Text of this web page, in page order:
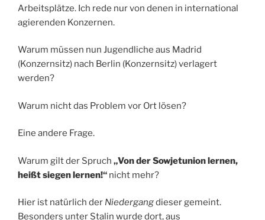
Arbeitsplätze. Ich rede nur von denen in international
agierenden Konzernen.
Warum müssen nun Jugendliche aus Madrid
(Konzernsitz) nach Berlin (Konzernsitz) verlagert
werden?
Warum nicht das Problem vor Ort lösen?
Eine andere Frage.
Warum gilt der Spruch „Von der Sowjetunion lernen,
heißt siegen lernen!“ nicht mehr?
Hier ist natürlich der Niedergangdieser gemeint.
Besonders unter Stalin wurde dort, aus